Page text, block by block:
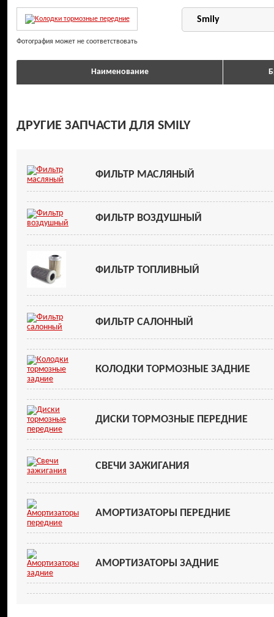
Фотография может не соответствовать
Наименование
ДРУГИЕ ЗАПЧАСТИ ДЛЯ SMILY
ФИЛЬТР МАСЛЯНЫЙ
ФИЛЬТР ВОЗДУШНЫЙ
ФИЛЬТР ТОПЛИВНЫЙ
ФИЛЬТР САЛОННЫЙ
КОЛОДКИ ТОРМОЗНЫЕ ЗАДНИЕ
ДИСКИ ТОРМОЗНЫЕ ПЕРЕДНИЕ
СВЕЧИ ЗАЖИГАНИЯ
АМОРТИЗАТОРЫ ПЕРЕДНИЕ
АМОРТИЗАТОРЫ ЗАДНИЕ